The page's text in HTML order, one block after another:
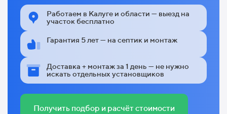
Работаем в Калуге и области — выезд на
участок бесплатно
Гарантия 5 лет — на септик и монтаж
Доставка + монтаж за 1 день — не нужно
искать отдельных установщиков
Получить подбор и расчёт стоимости